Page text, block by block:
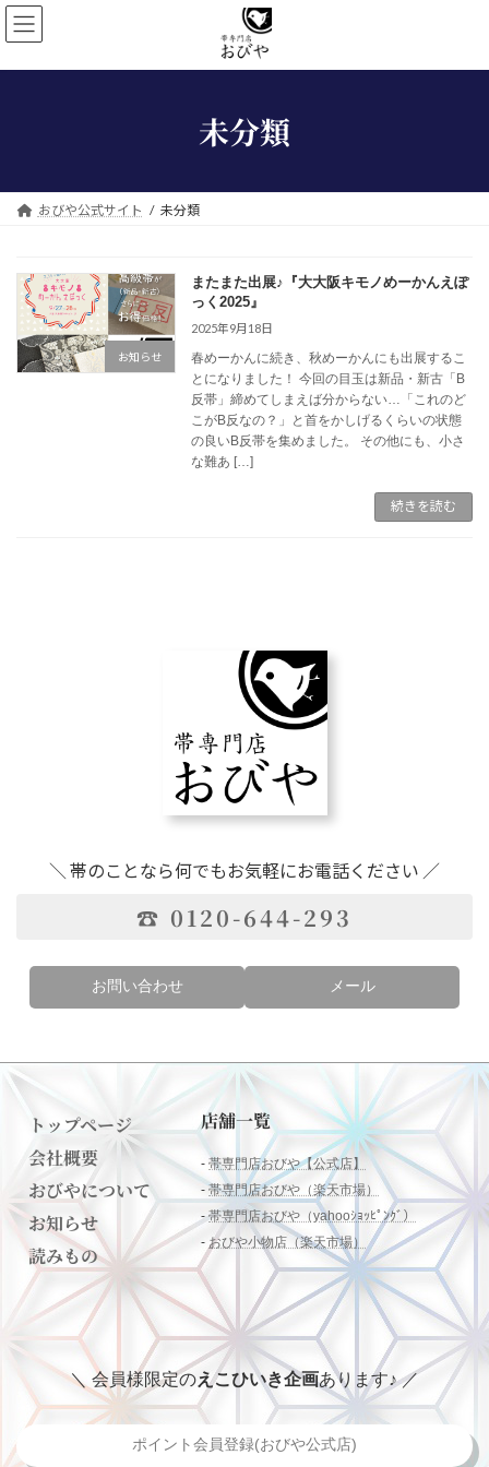
コ
ン
ン
ナ
ビ
ー
未分類
おびや公式サイト 未分類
お知らせ
またまた出展♪『大大阪キモノめーかんえぽ
っく2025』
2025年9月18日
春めーかんに続き、秋めーかんにも出展するこ
とになりました！ 今回の目玉は新品・新古「B
反帯」締めてしまえば分からない…「これのど
こがB反なの？」と首をかしげるくらいの状態
の良いB反帯を集めました。 その他にも、小さ
な難あ […]
続きを読む
＼ 帯のことなら何でもお気軽にお電話ください ／
☎ 0120-644-293
お問い合わせ メール
トップページ
会社概要
おびやについて
お知らせ
読みもの
店舗一覧
-帯専門店おびや【公式店】
-帯専門店おびや（楽天市場）
-帯専門店おびや（yahooｼｮｯﾋﾟﾝｸﾞ）
- おびや小物店（楽天市場）
＼ 会員様限定のえこひいき企画あります♪ ／
ポイント会員登録(おびや公式店)